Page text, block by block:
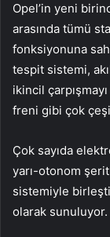
Opel’in yeni
arasında tümü
fonksiyonuna
tespit sistemi,
ikincil
freni gibi çok
Çok sayıda
yarı-otonom şerit
sistemiyle
olarak sunuluyor.